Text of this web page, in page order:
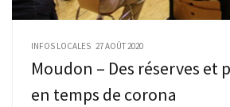
INFOS LOCALES 27 AOÛT 2020
Moudon – Des réserves et
en temps de corona